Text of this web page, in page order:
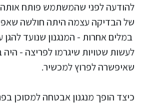
להודעה לפני שהמשתמש פותח אותה.
של הבדיקה עצמה היתה חולשה
במלים אחרות - המנגנון שנועד
לעשות שטויות שיגרמו לפריצה -
שאיפשרה לפרוץ למכשיר.
כיצד הופך מנגנון אבטחה למסוכן